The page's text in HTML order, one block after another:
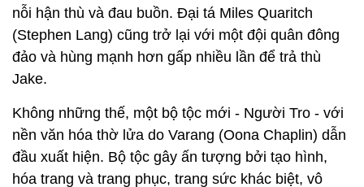
nỗi hận thù và đau buồn. Đại tá Miles Quaritch
(Stephen Lang) cũng trở lại với một đội quân đông
đảo và hùng mạnh hơn gấp nhiều lần để trả thù
Jake.
Không những thế, một bộ tộc mới - Người Tro - với
nền văn hóa thờ lửa do Varang (Oona Chaplin) dẫn
đầu xuất hiện. Bộ tộc gây ấn tượng bởi tạo hình,
hóa trang và trang phục, trang sức khác biệt, vô